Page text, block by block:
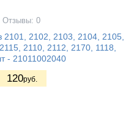
Отзывы: 0
2102, 2103, 2104, 2105,
2110, 2112, 2170, 1118,
- 21011002040
120руб.